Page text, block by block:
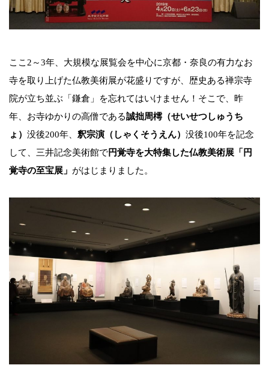
ここ2～3年、大規模な展覧会を中心に京都・奈良の有力なお
寺を取り上げた仏教美術展が花盛りですが、歴史ある禅宗寺
院が立ち並ぶ「鎌倉」を忘れてはいけません！そこで、昨
年、お寺ゆかりの高僧である誠拙周樗（せいせつしゅうち
ょ） 没後200年、 釈宗演（しゃくそうえん） 没後100年を記念
して、三井記念美術館で円覚寺を大特集した仏教美術展「円
覚寺の至宝展」 がはじまりました。